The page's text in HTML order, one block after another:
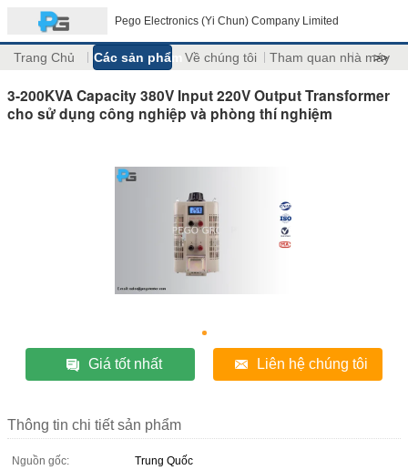
Pego Electronics (Yi Chun) Company Limited
Trang Chủ Các sản phẩm Về chúng tôi Tham quan nhà máy
>>
3-200KVA Capacity 380V Input 220V Output Transformer
cho sử dụng công nghiệp và phòng thí nghiệm
Giá tốt nhất Liên hệ chúng tôi
Thông tin chi tiết sản phẩm
Nguồn gốc:
Trung Quốc